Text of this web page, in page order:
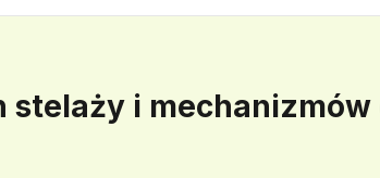
stelaży i mechanizmów